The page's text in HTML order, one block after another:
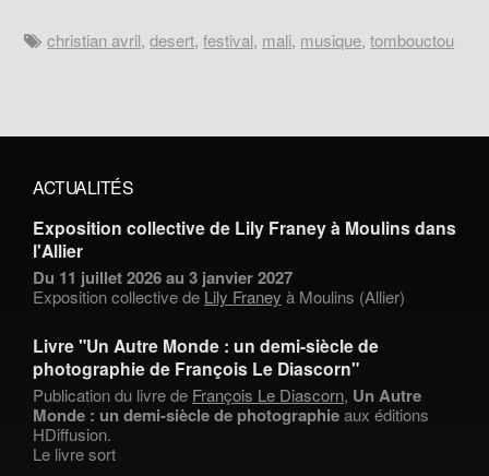
christian avril,desert,festival, mali, musique,tombouctou
ACTUALITÉS
Exposition collective de Lily Franey à Moulins dans
l'Allier
Du 11 juillet 2026 au 3 janvier 2027
Exposition collective de Lily Franey à Moulins (Allier)
Livre "Un Autre Monde : un demi-siècle de
photographie de François Le Diascorn"
Publication du livre de François Le Diascorn, Un Autre
Monde : un demi-siècle de photographieaux éditions
HDiffusion.
Le livre sort